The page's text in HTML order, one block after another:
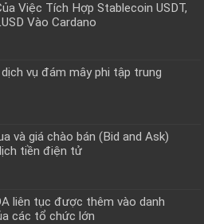
Việc Tích Hợp Stablecoin USDT,
Vào Cardano
vụ đám mây phi tập trung
và giá chào bán (Bid and Ask)
tiền điện tử
liên tục được thêm vào danh
các tổ chức lớn